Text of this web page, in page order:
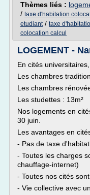
Thèmes liés :
/ taxe d'habitation
etudiant/ taxe
colocation calcul
LOGEMENT -
En cités
Les chambres
Les chambres
Les studettes : 13m²
Nos logements en
30 juin.
Les avantages en
- Pas de taxe
- Toutes les charges
chauffage-internet)
- Toutes nos cités
- Vie collective avec